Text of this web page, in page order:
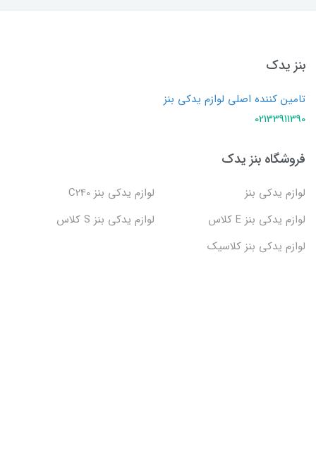
بنز یدک
تامین کننده اصلی لوازم یدکی بنز
02133911390
فروشگاه بنز یدک
لوازم یدکی بنز
لوازم یدکی بنز C240
لوازم یدکی بنز E کلاس
لوازم یدکی بنز S کلاس
لوازم یدکی بنز کلاسیک